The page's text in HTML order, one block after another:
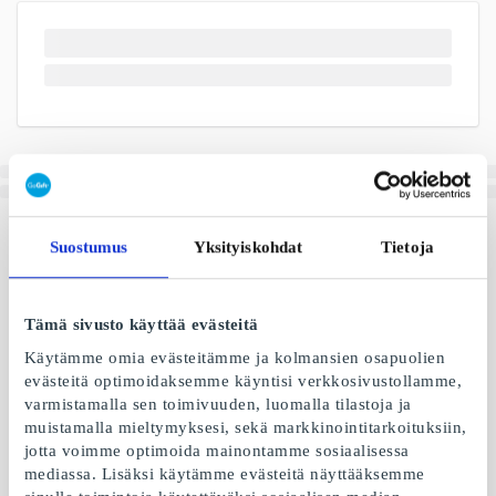
Suostumus Yksityiskohdat Tietoja
Tämä sivusto käyttää evästeitä
Käytämme omia evästeitämme ja kolmansien osapuolien
evästeitä optimoidaksemme käyntisi verkkosivustollamme,
varmistamalla sen toimivuuden, luomalla tilastoja ja
muistamalla mieltymyksesi, sekä markkinointitarkoituksiin,
jotta voimme optimoida mainontamme sosiaalisessa
mediassa. Lisäksi käytämme evästeitä näyttääksemme